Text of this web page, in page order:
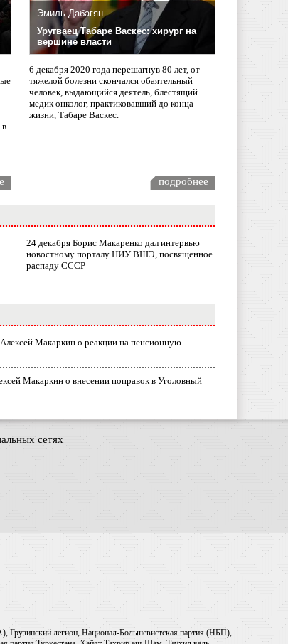
в
Эмиль Дабагян
Уругваец Табаре Васкес: хирург на
вершине власти
6 декабря 2020 года перешагнув 80 лет, от
тяжелой болезни скончался обаятельный
человек, выдающийся деятель, блестящий
медик онколог, практиковавший до конца
жизни, Табаре Васкес.
подробнее
24 декабря Борис Макаренко дал интервью
новостному порталу НИУ ВШЭ, посвященное
распаду СССР
Алексей Макаркин о реакции на пенсионную
Макаркин о внесении поправок в Уголовный
сетях
Грузинский легион, Национал-Большевистская партия (НБП),